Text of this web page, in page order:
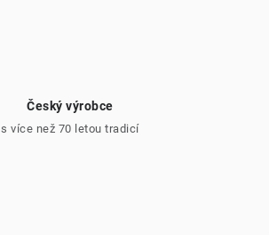
Český výrobce
s více než 70 letou tradicí